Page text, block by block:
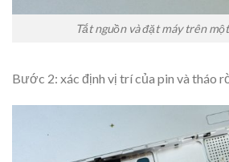
Tắt nguồn và đặt máy trên
Bước 2: xác định vị trí của pin và tháo